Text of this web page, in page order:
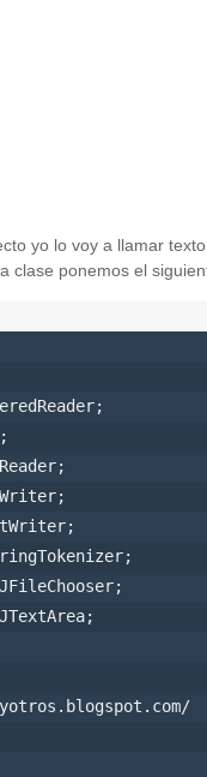
yo lo voy a llamar
clase ponemos el